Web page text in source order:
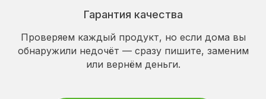
Гарантия качества
Проверяем каждый продукт, но если дома вы
обнаружили недочёт — сразу пишите, заменим
или вернём деньги.